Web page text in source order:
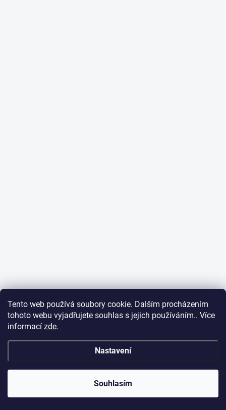
Tento web používá soubory cookie. Dalším procházením
tohoto webu vyjadřujete souhlas s jejich používáním.. Více
informací zde.
Nastavení
Souhlasím